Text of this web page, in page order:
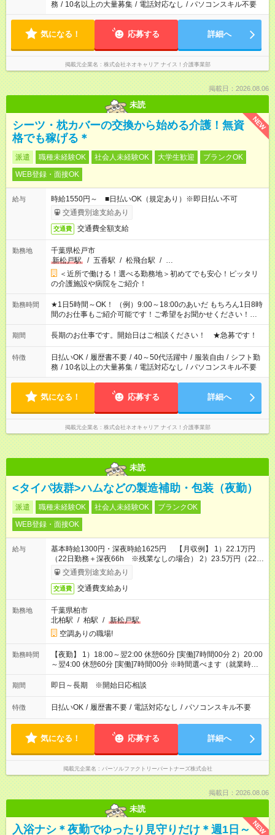
務 / 10名以上の大量募集 / 電話対応なし / パソコンスキル不要
気になる！ 応募する 詳細へ
掲載元企業名 株式会社ネオキャリア ナイス！介護事業部
掲載日：2026.08.06
未読
NEW
シーツ・枕カバーの交換から始める介護！無資
格でも稼げる＊
派遣 職種未経験OK 社会人未経験OK 大学生歓迎
ブランクOK
WEB登録・面接OK
給与
時給1550円～ ■日払いOK（規定あり）※即日払い不可
交通費別途支給あり
交通費 交通費全額支給
勤務地
千葉県松戸市
新松戸駅
/ 五香駅 / 松飛台駅 / …
＜近所で働ける！選べる勤務地＞初めてでも安心！ピッタリ
の介護施設や病院をご紹介！
勤務時間
★1日5時間～OK！ （例）9:00～18:00のあいだ もちろん1日8時
間のお仕事もご紹介可能です！ご希望をお聞かせください！★家
庭の都合でお休みが必要な場合も遠慮なくご相談ください。 ※
週最低15時間以上の勤務が必要です
期間 長期のお仕事です。開始日はご相談ください！ ★急募です！
特徴 日払いOK / 履歴書不要 / 40～50代活躍中 / 服装自由 / シフト勤
務 / 10名以上の大量募集 / 電話対応なし / パソコンスキル不要
気になる！ 応募する 詳細へ
掲載元企業名 株式会社ネオキャリア ナイス！介護事業部
未読
<タイパ抜群>ハムなどの製造補助・包装（夜勤）
派遣 職種未経験OK 社会人未経験OK
ブランクOK
WEB登録・面接OK
給与
基本時給1300円・深夜時給1625円 【月収例】 1）22.1万円
（22日勤務＋深夜66h ※残業なしの場合） 2）23.5万円（22日
勤務＋深夜110h ※残業なしの場合）
交通費別途支給あり
交通費 交通費支給あり
勤務地
千葉県柏市
北柏駅 / 柏駅 / 新松戸駅
空調ありの職場!
勤務時間
【夜勤】 1）18:00～翌2:00 休憩60分 [実働]7時間00分 2）20:00
～翌4:00 休憩60分 [実働]7時間00分 ※時間選べます（就業時期
によっては勤務時間の変動あり）
期間 即日～長期 ※開始日応相談
特徴 日払いOK / 履歴書不要 / 電話対応なし / パソコンスキル不要
気になる！ 応募する 詳細へ
掲載元企業名 パーソルファクトリーパートナーズ株式会社
掲載日：2026.08.06
未読
NEW
入浴ナシ＊夜勤でゆったり見守りだけ＊週1日～